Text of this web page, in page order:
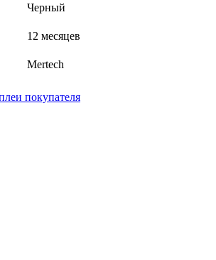
Черный
12 месяцев
Mertech
покупателя